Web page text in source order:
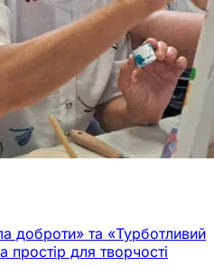
доброти» та «Турботливий
простір для творчості